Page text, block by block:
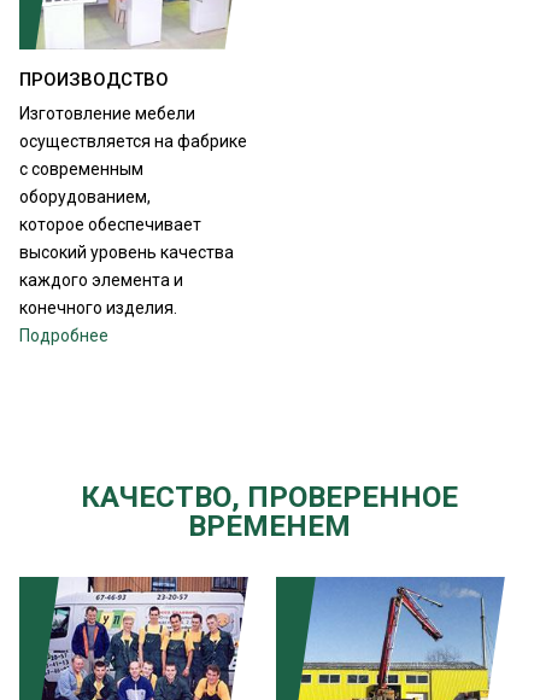
ПРОИЗВОДСТВО
Изготовление мебели
осуществляется на фабрике
с современным
оборудованием,
которое обеспечивает
высокий уровень качества
каждого элемента и
конечного изделия.
Подробнее
КАЧЕСТВО, ПРОВЕРЕННОЕ
ВРЕМЕНЕМ